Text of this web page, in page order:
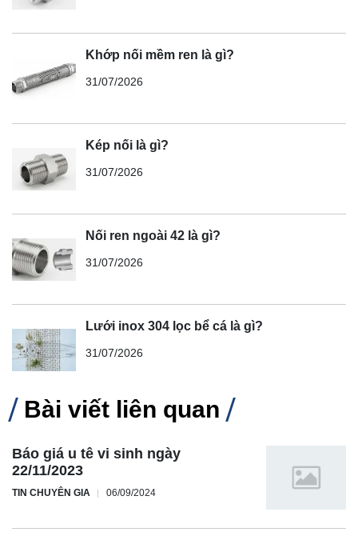
Khớp nối mềm ren là gì?
31/07/2026
Kép nối là gì?
31/07/2026
Nối ren ngoài 42 là gì?
31/07/2026
Lưới inox 304 lọc bể cá là gì?
31/07/2026
Bài viết liên quan
Báo giá u tê vi sinh ngày
22/11/2023
TIN CHUYÊN GIA 06/09/2024